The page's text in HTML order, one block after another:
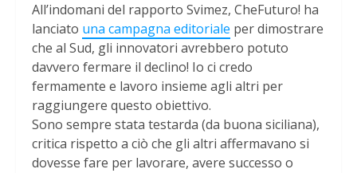
All’indomani del rapporto Svimez, CheFuturo! ha
lanciato una campagna editoriale per dimostrare
che al Sud, gli innovatori avrebbero potuto
davvero fermare il declino! Io ci credo
fermamente e lavoro insieme agli altri per
raggiungere questo obiettivo.
Sono sempre stata testarda (da buona siciliana),
critica rispetto a ciò che gli altri affermavano si
dovesse fare per lavorare, avere successo o